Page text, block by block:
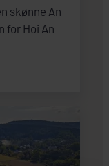
skønne An
for Hoi An